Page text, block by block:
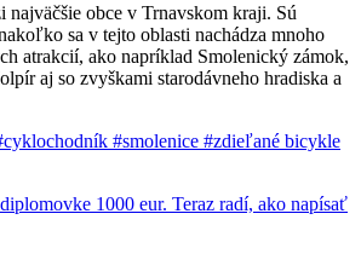
najväčšie obce v Trnavskom kraji. Sú
sa v tejto oblasti nachádza mnoho
atrakcií, ako napríklad Smolenický zámok,
aj so zvyškami starodávneho hradiska a
#smolenice #zdieľané bicykle
1000 eur. Teraz radí, ako napísať